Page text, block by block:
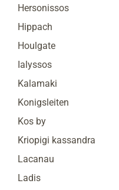
Hersonissos
Hippach
Houlgate
Ialyssos
Kalamaki
Konigsleiten
Kos by
Kriopigi kassandra
Lacanau
Ladis